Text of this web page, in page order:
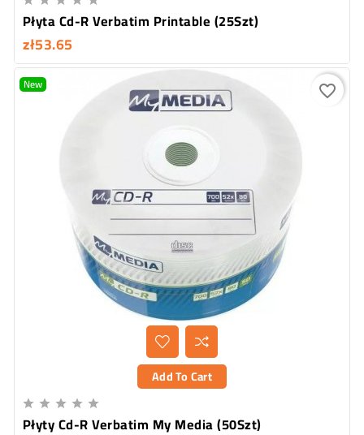
Płyta Cd-R Verbatim Printable (25Szt)
zł53.65
New
Add To Cart
    
Płyty Cd-R Verbatim My Media (50Szt)
favorite_border